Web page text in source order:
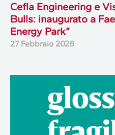
Cefla Engineering e
Bulls: inaugurato a
Energy Park”
27 Febbraio 2026